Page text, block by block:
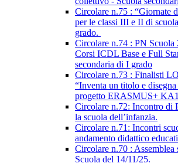
Circolare n.75 : “Giornate
per le classi III e II di
grado.
Circolare n.74 : PN
Corsi ICDL Base e Full
secondaria di I grado
Circolare n.73 : Finalisti
“Inventa un titolo e
progetto ERASMUS+
Circolare n.72: Incontro di
la scuola dell’infanzia.
Circolare n.71: Incontri
andamento didattico
Circolare n.70 : Assemblea
Scuola del 14/11/25.